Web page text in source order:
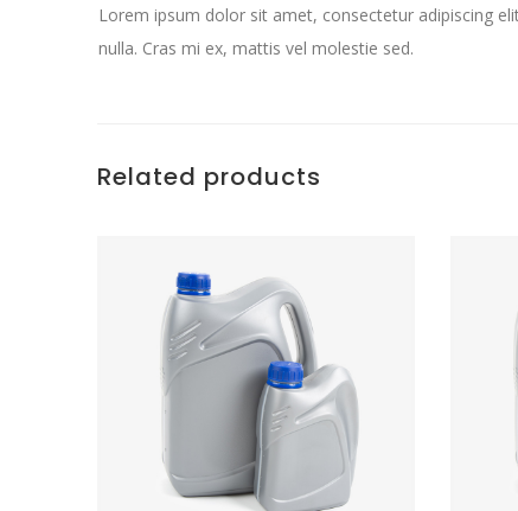
Lorem ipsum dolor sit amet, consectetur adipiscing
nulla. Cras mi ex, mattis vel molestie sed.
Related products